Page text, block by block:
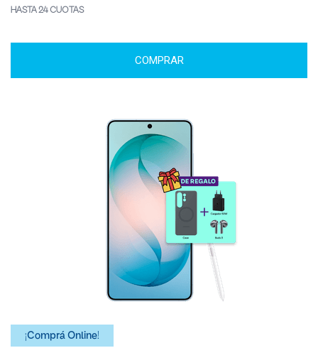
HASTA 24 CUOTAS
COMPRAR
¡Comprá Online!